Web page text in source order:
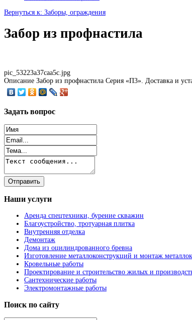
Вернуться к: Заборы, ограждения
Забор из профнастила
pic_53223a37caa5c.jpg
Описание Забор из профнастила Серия «П3». Доставка и
Задать вопрос
Наши услуги
Аренда спецтехники, бурение скважин
Благоустройство, тротуарная плитка
Внутренняя отделка
Демонтаж
Дома из оцилиндрованного бревна
Изготовление металлоконструкций и монтаж
Кровельные работы
Проектирование и строительство жилых и
Сантехнические работы
Электромонтажные работы
Поиск по сайту